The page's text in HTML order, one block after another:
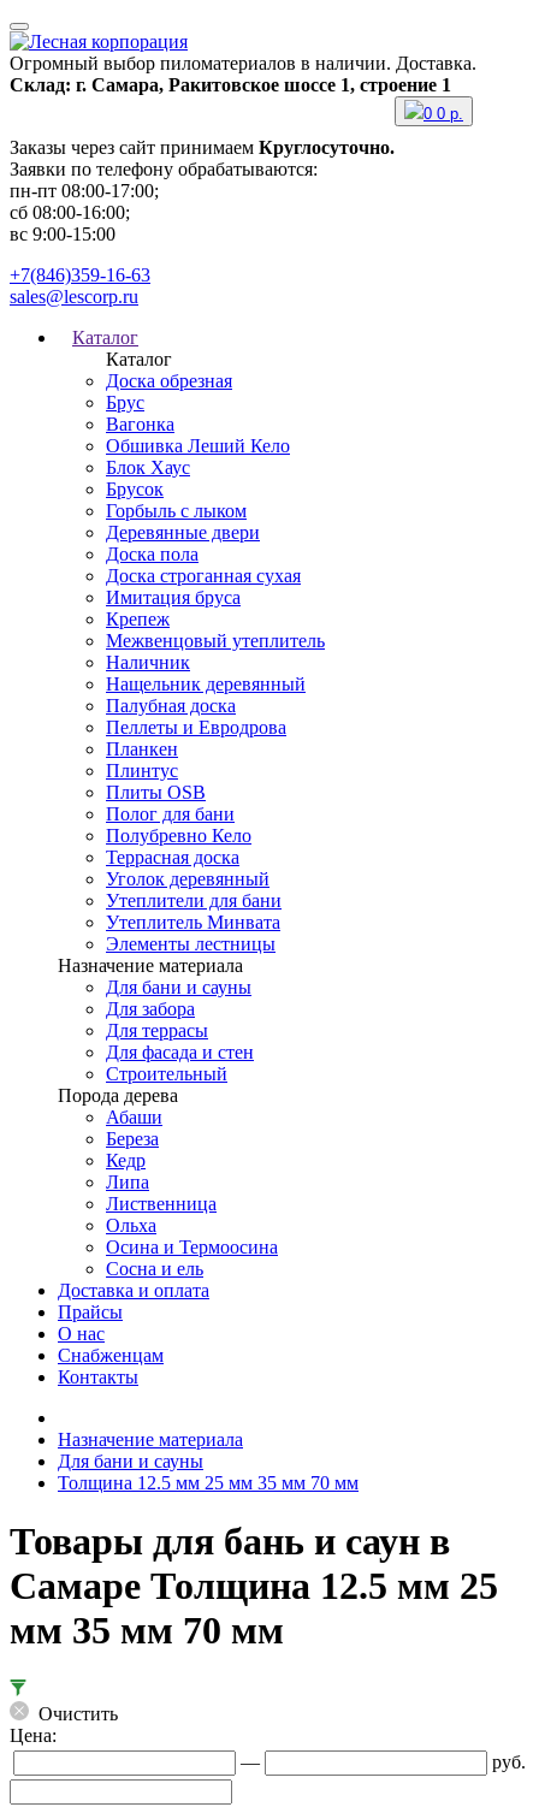
Огромный выбор пиломатериалов в наличии. Доставка.
Склад: г. Самара, Ракитовское шоссе 1, строение 1
Заказы через сайт принимаем Круглосуточно.
Заявки по телефону обрабатываются:
пн-пт 08:00-17:00;
сб 08:00-16:00;
вс 9:00-15:00
0 0 р.
+7(846)359-16-63
sales@lescorp.ru
Каталог
Каталог
Доска обрезная
Брус
Вагонка
Обшивка Леший Кело
Блок Хаус
Брусок
Горбыль с лыком
Деревянные двери
Доска пола
Доска строганная сухая
Имитация бруса
Крепеж
Межвенцовый утеплитель
Наличник
Нащельник деревянный
Палубная доска
Пеллеты и Евродрова
Планкен
Плинтус
Плиты OSB
Полог для бани
Полубревно Кело
Террасная доска
Уголок деревянный
Утеплители для бани
Утеплитель Минвата
Элементы лестницы
Назначение материала
Для бани и сауны
Для забора
Для террасы
Для фасада и стен
Строительный
Порода дерева
Абаши
Береза
Кедр
Липа
Лиственница
Ольха
Осина и Термоосина
Сосна и ель
Доставка и оплата
Прайсы
О нас
Снабженцам
Контакты
Назначение материала
Для бани и сауны
Толщина 12.5 мм 25 мм 35 мм 70 мм
Товары для бань и саун в
Самаре Толщина 12.5 мм 25
мм 35 мм 70 мм
Очистить
Цена:
—
руб.